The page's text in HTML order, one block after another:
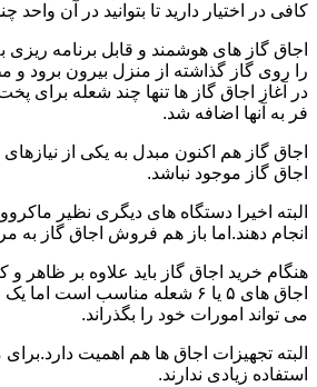
کافی در اختیار دارید تا بتوانید در آن
اجاق گاز های هوشمند و قابل برنامه
را روی گاز گذاشته از منزل بیرون برود
در آغاز اجاق گاز ها تنها چند شعله برای
فر به آنها اضافه شد.
اجاق گاز هم اکنون مبدل به یکی از
اجاق گاز موجود نباشد.
البته اخیرا دستگاه های دیگری نظیر
انجام دهند.اما باز هم فروش اجاق گاز
هنگام خرید اجاق گاز باید علاوه بر ظاهر و
می تواند امورات خود را بگذراند.
البته تجهیزات اجاق ها هم اهمیت
استفاده زیادی ندارند.